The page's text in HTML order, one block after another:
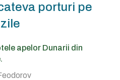
porturi pe
apelor Dunarii din